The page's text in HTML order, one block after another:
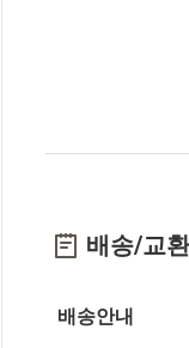
배송/교
배송안내